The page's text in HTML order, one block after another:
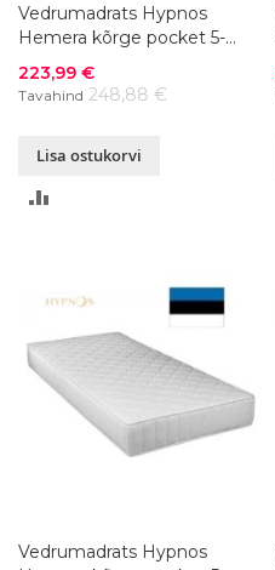
Vedrumadrats Hypnos
Hemera kõrge pocket 5-
zone 80x200xK23 cm
Soodushind
223,99 €
Tavahind 248,88 €
Lisa ostukorvi
Vedrumadrats Hypnos